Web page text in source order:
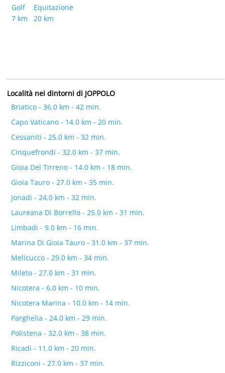
Golf
7 km
Equitazione
20 km
Località nei dintorni di JOPPOLO
Briatico - 36.0 km - 42 min.
Capo Vaticano - 14.0 km - 20 min.
Cessaniti - 25.0 km - 32 min.
Cinquefrondi - 32.0 km - 37 min.
Gioia Del Tirreno - 14.0 km - 18 min.
Gioia Tauro - 27.0 km - 35 min.
Jonadi - 24.0 km - 32 min.
Laureana Di Borrello - 25.0 km - 31 min.
Limbadi - 9.0 km - 16 min.
Marina Di Gioia Tauro - 31.0 km - 37 min.
Melicucco - 29.0 km - 34 min.
Mileto - 27.0 km - 31 min.
Nicotera - 6.0 km - 10 min.
Nicotera Marina - 10.0 km - 14 min.
Parghelia - 24.0 km - 29 min.
Polistena - 32.0 km - 38 min.
Ricadi - 11.0 km - 20 min.
Rizziconi - 27.0 km - 37 min.